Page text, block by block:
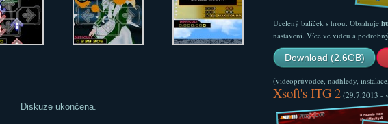
Diskuze ukončena.
Ucelený balíček s hrou. Obsahuje
nastavení. Více ve videu a
Download (2.6GB)
(videoprůvodce, nadhledy,
Xsoft's ITG 2(29.7.2013 -